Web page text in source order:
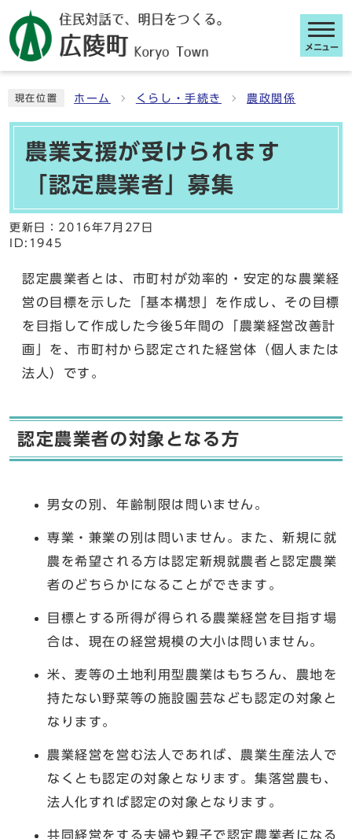
メニュー
現在位置 ホーム くらし・手続き 農政関係
農業支援が受けられます
「認定農業者」募集
更新日： 2016年7月27日
ID:1945
認定農業者とは、市町村が効率的・安定的な農業経
営の目標を示した「基本構想」を作成し、その目標
を目指して作成した今後5年間の「農業経営改善計
画」を、市町村から認定された経営体（個人または
法人）です。
認定農業者の対象となる方
男女の別、年齢制限は問いません。
専業・兼業の別は問いません。また、新規に就
農を希望される方は認定新規就農者と認定農業
者のどちらかになることができます。
目標とする所得が得られる農業経営を目指す場
合は、現在の経営規模の大小は問いません。
米、麦等の土地利用型農業はもちろん、農地を
持たない野菜等の施設園芸なども認定の対象と
なります。
農業経営を営む法人であれば、農業生産法人で
なくとも認定の対象となります。集落営農も、
法人化すれば認定の対象となります。
共同経営をする夫婦や親子で認定農業者になる